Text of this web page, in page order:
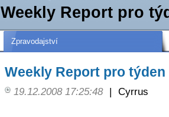
Weekly Report pro
Zpravodajství
Weekly Report pro týden
19.12.2008 17:25:48 | Cyrrus